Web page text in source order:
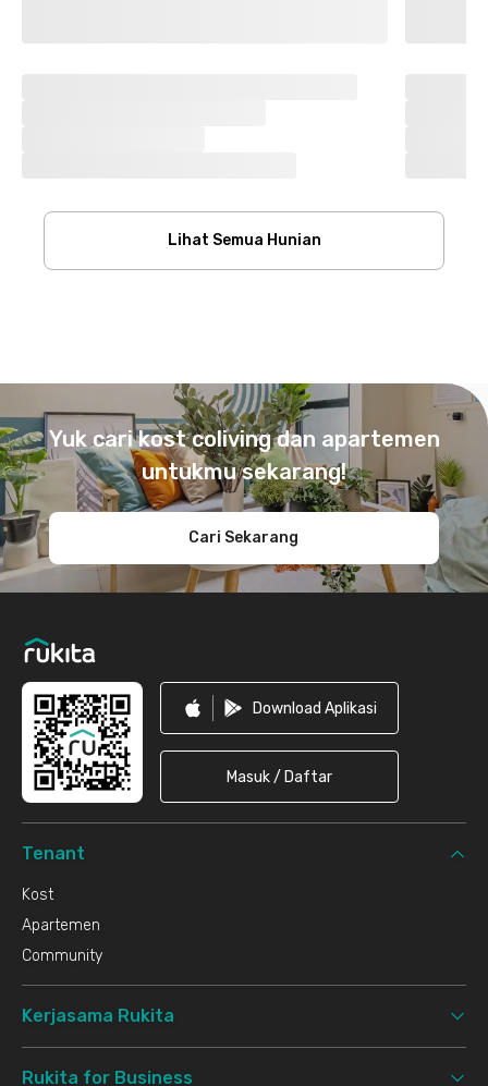
Lihat Semua Hunian
Yuk cari kost coliving dan apartemen
untukmu sekarang!
Cari Sekarang
Download Aplikasi
Masuk / Daftar
Tenant
Kost
Apartemen
Community
Kerjasama Rukita
Rukita for Business